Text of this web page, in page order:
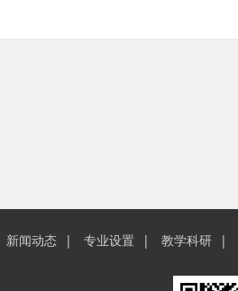
新闻动态 专业设置 教学科研